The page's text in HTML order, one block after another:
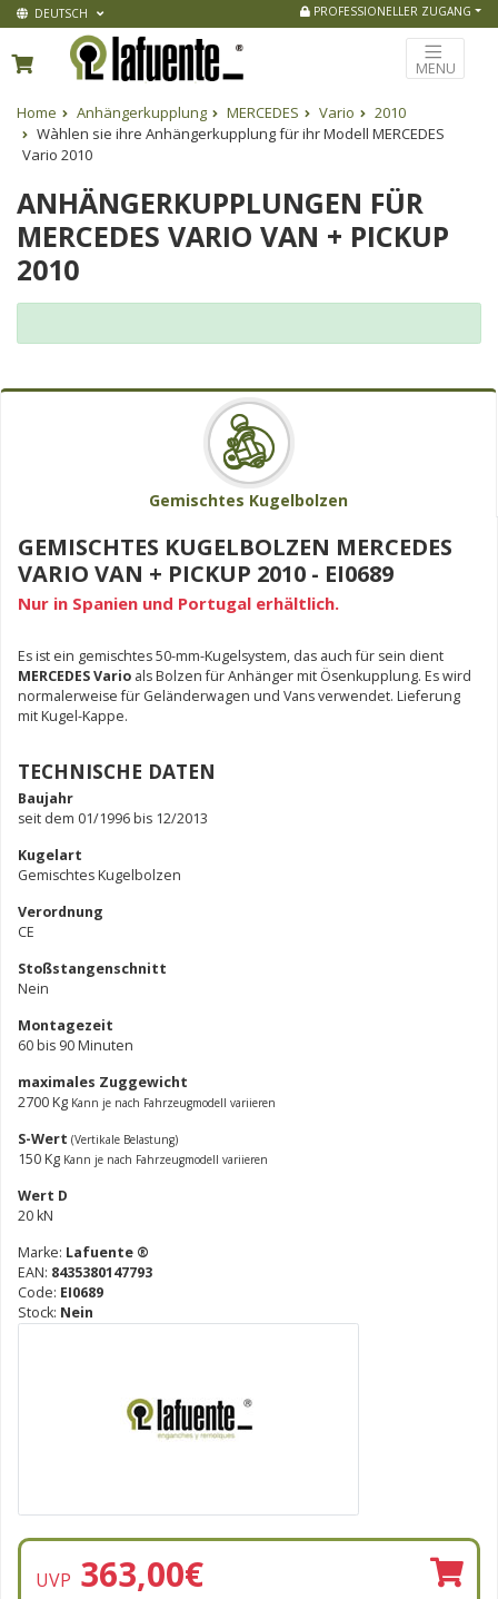
DEUTSCH PROFESSIONELLER ZUGANG
MENU
Home Anhängerkupplung MERCEDES Vario
2010
Wàhlen sie ihre Anhängerkupplung für ihr Modell MERCEDES
Vario 2010
ANHÄNGERKUPPLUNGEN FÜR
MERCEDES VARIO VAN + PICKUP
2010
Gemischtes Kugelbolzen
GEMISCHTES KUGELBOLZEN MERCEDES
VARIO VAN + PICKUP 2010 - EI0689
Nur in Spanien und Portugal erhältlich.
Es ist ein gemischtes 50-mm-Kugelsystem, das auch für sein dient
MERCEDES Vario als Bolzen für Anhänger mit Ösenkupplung. Es wird
normalerweise für Geländerwagen und Vans verwendet. Lieferung
mit Kugel-Kappe.
TECHNISCHE DATEN
Baujahr
seit dem 01/1996 bis 12/2013
Kugelart
Gemischtes Kugelbolzen
Verordnung
CE
Stoßstangenschnitt
Nein
Montagezeit
60 bis 90 Minuten
maximales Zuggewicht
2700 Kg Kann je nach Fahrzeugmodell variieren
S-Wert (Vertikale Belastung)
150 Kg Kann je nach Fahrzeugmodell variieren
Wert D
20 kN
Marke: Lafuente ®
EAN: 8435380147793
Code: EI0689
Stock: Nein
UVP 363,00€